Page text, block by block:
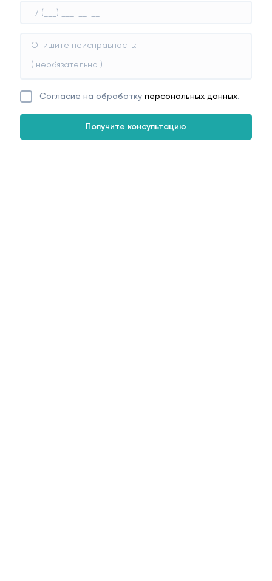
Согласие на обработку персональных данных.